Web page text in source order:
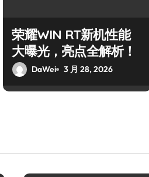
荣耀WIN RT新机性能
大曝光，亮点全解析！
DaWei 3 月 28, 2026